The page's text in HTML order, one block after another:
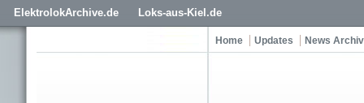
ElektrolokArchive.de Loks-aus-Kiel.de
Home Updates News Archiv